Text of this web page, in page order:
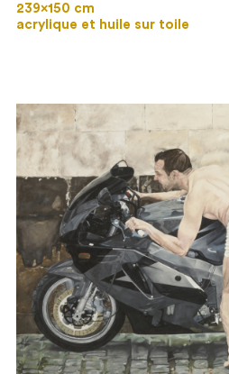
239×150 cm
acrylique et huile sur toile